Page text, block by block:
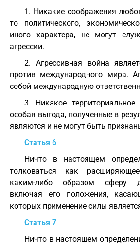
1. Никакие соображения
то политического,
иного характера, не могут
агрессии.
2. Агрессивная война
против международного мира.
собой международную
3. Никакое территориальное
особая выгода, полученные в
являются и не могут быть
Статья 6
Ничто в настоящем
толковаться как
каким-либо образом сферу
включая его положения,
которых применение силы
Статья 7
Ничто в настоящем